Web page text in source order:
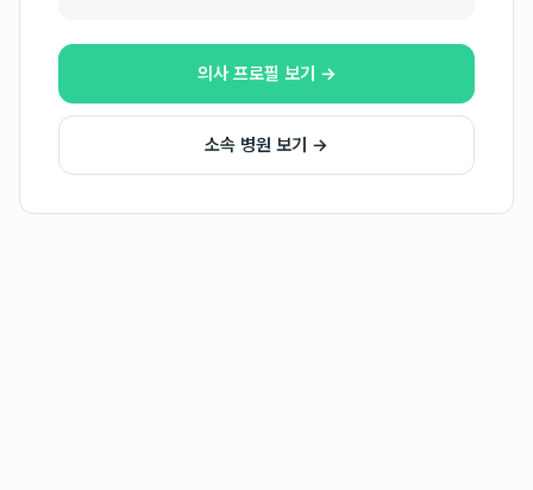
의사 프로필 보기 →
소속 병원 보기 →